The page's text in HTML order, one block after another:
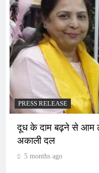
PRESS RELEASE
दूध के दाम बढ़ने से आम
अकाली दल
5 months ago